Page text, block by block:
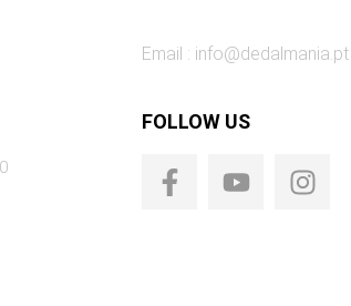
Email : info@dedalmania.pt
FOLLOW US